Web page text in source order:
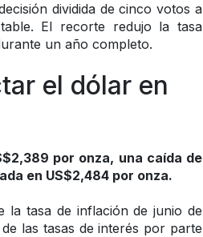
dividida de cinco votos a
El recorte redujo la tasa
un año completo.
el dólar en
por onza, una caída de
en US$2,484 por onza.
la tasa de inflación de junio de
las tasas de interés por parte